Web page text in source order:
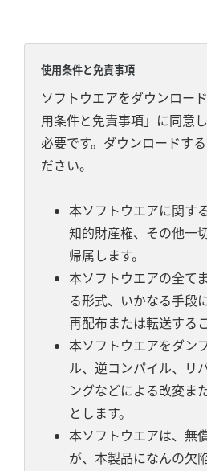
使用条件と免責事項
ソフトウエアをダウンロー
用条件と免責事項」に同意
必要です。ダウンロードす
ださい。
本ソフトウエアに関す
知的財産権、その他一
帰属します。
本ソフトウエアの全て
る形式、いかなる手段
再配布または転送する
本ソフトウエアをダン
ル、逆コンパイル、リ
ングなどによる改変ま
とします。
本ソフトウエアは、無
が、本製品になんの欠